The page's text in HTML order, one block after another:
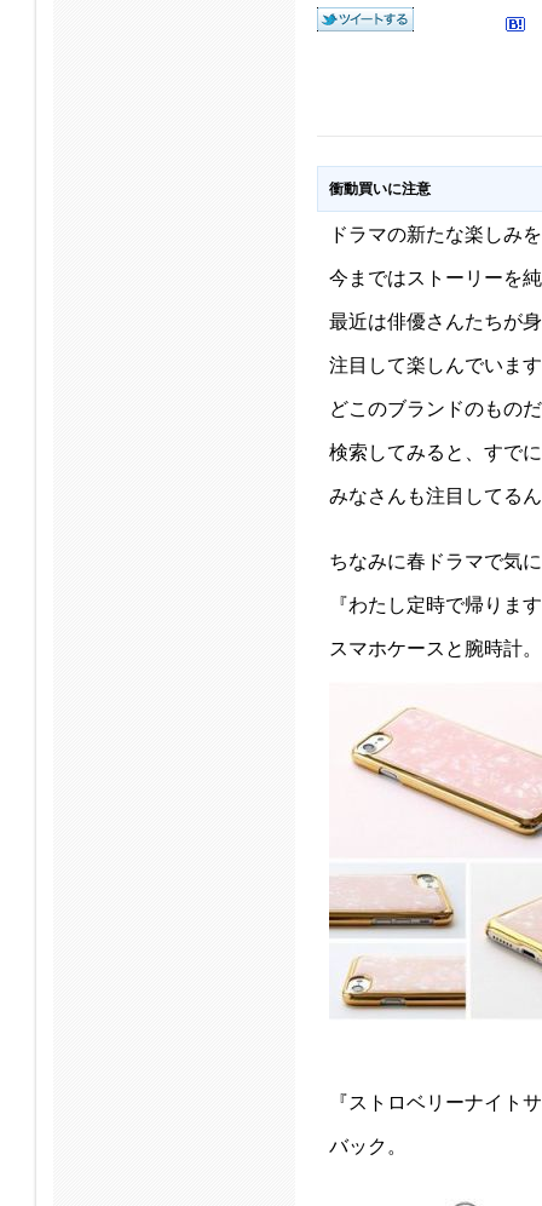
衝動買いに注意
ドラマの新たな楽しみ
今まではストーリーを
最近は俳優さんたちが
注目して楽しんでいま
どこのブランドのもの
検索してみると、すで
みなさんも注目してる
ちなみに春ドラマで気
『わたし定時で帰りま
スマホケースと腕時計。
『ストロベリーナイト
バック。